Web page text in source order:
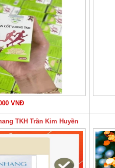
VNĐ
TKH Trần Kim Huyền